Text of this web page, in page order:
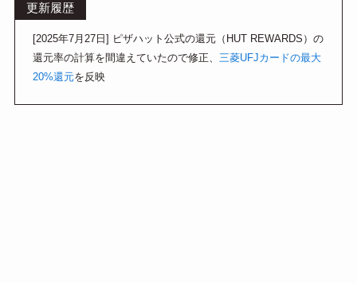
更新履歴
[2025年7月27日] ピザハット公式の還元（HUT REWARDS）の
還元率の計算を間違えていたので修正、 三菱UFJカードの最大
20%還元を反映